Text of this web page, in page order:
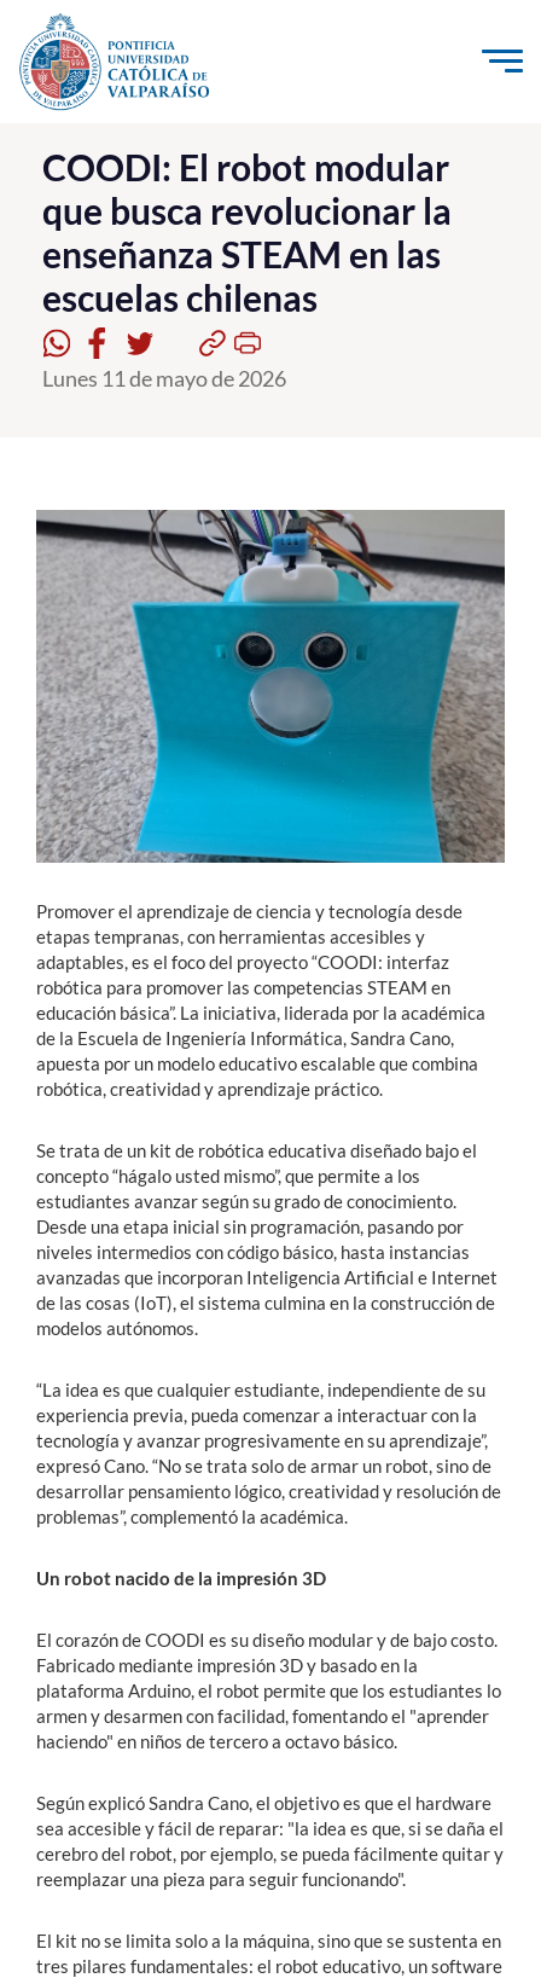
Click acá para ir directamente al contenido
La Universidad
Investigación, Creación e Innovación
PUCV Internacional
Vinculación con el Medio
Admisión
Formación Continua
Estudiantes
Académicos
Funcionarios
Alumni
English
COODI: El robot modular
que busca revolucionar la
enseñanza STEAM en las
escuelas chilenas
Lunes 11 de mayo de 2026
Promover el aprendizaje de ciencia y tecnología desde
etapas tempranas, con herramientas accesibles y
adaptables, es el foco del proyecto “COODI: interfaz
robótica para promover las competencias STEAM en
educación básica”. La iniciativa, liderada por la académica
de la Escuela de Ingeniería Informática, Sandra Cano,
apuesta por un modelo educativo escalable que combina
robótica, creatividad y aprendizaje práctico.
Se trata de un kit de robótica educativa diseñado bajo el
concepto “hágalo usted mismo”, que permite a los
estudiantes avanzar según su grado de conocimiento.
Desde una etapa inicial sin programación, pasando por
niveles intermedios con código básico, hasta instancias
avanzadas que incorporan Inteligencia Artificial e Internet
de las cosas (IoT), el sistema culmina en la construcción de
modelos autónomos.
“La idea es que cualquier estudiante, independiente de su
experiencia previa, pueda comenzar a interactuar con la
tecnología y avanzar progresivamente en su aprendizaje”,
expresó Cano. “No se trata solo de armar un robot, sino de
desarrollar pensamiento lógico, creatividad y resolución de
problemas”, complementó la académica.
Un robot nacido de la impresión 3D
El corazón de COODI es su diseño modular y de bajo costo.
Fabricado mediante impresión 3D y basado en la
plataforma Arduino, el robot permite que los estudiantes lo
armen y desarmen con facilidad, fomentando el "aprender
haciendo" en niños de tercero a octavo básico.
Según explicó Sandra Cano, el objetivo es que el hardware
sea accesible y fácil de reparar: "la idea es que, si se daña el
cerebro del robot, por ejemplo, se pueda fácilmente quitar y
reemplazar una pieza para seguir funcionando".
El kit no se limita solo a la máquina, sino que se sustenta en
tres pilares fundamentales: el robot educativo, un software